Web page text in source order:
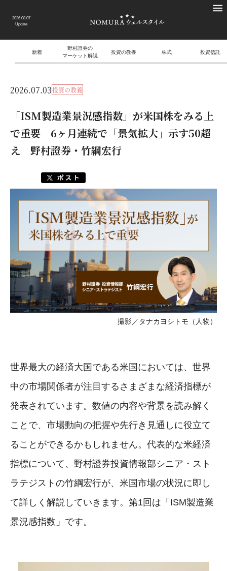
2026.08.07
Update
新着
野村證券の
マーケット解説
投資の教養 株式 投資信託
2026.07.03投資の教養
「ISM製造業景況感指数」が米国株をみる上
で重要 6ヶ月連続で「景気拡大」示す50超
え 野村證券・竹綱宏行
撮影／タナカヨシトモ（人物）
世界最大の経済大国である米国においては、世界
中の市場関係者が注目するさまざまな経済指標が
発表されています。数値の内容や背景を読み解く
ことで、市場動向の把握や先行き見通しに役立て
ることができるかもしれません。代表的な米経済
指標について、野村證券投資情報部シニア・スト
ラテジストの竹綱宏行が、米国市場の状況に即し
て詳しく解説していきます。第1回は「ISM製造業
景況感指数」です。